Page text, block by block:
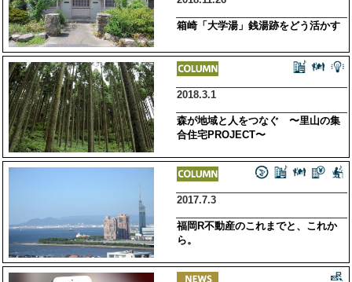
箱崎「大学湯」銭湯跡をどう活かす
2018.3.1
森が地域と人をつなぐ 〜里山の集
合住宅PROJECT〜
2017.7.3
福岡R不動産のこれまでと、これか
ら。